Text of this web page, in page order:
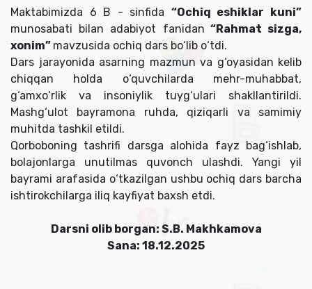
Maktabimizda 6 B - sinfida “Ochiq eshiklar kuni”
munosabati bilan adabiyot fanidan “Rahmat sizga,
xonim” mavzusida ochiq dars bo‘lib o‘tdi.
Dars jarayonida asarning mazmun va g‘oyasidan kelib
chiqqan holda o‘quvchilarda mehr-muhabbat,
g‘amxo‘rlik va insoniylik tuyg‘ulari shakllantirildi.
Mashg‘ulot bayramona ruhda, qiziqarli va samimiy
muhitda tashkil etildi.
Qorboboning tashrifi darsga alohida fayz bag‘ishlab,
bolajonlarga unutilmas quvonch ulashdi. Yangi yil
bayrami arafasida o‘tkazilgan ushbu ochiq dars barcha
ishtirokchilarga iliq kayfiyat baxsh etdi.
Darsni olib borgan: S.B. Makhkamova
Sana: 18.12.2025